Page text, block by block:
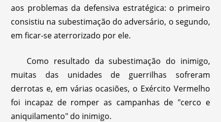
aos problemas da defensiva estratégica: o primeiro
consistiu na subestimação do adversário, o segundo,
em ficar-se aterrorizado por ele.
Como resultado da subestimação do inimigo,
muitas das unidades de guerrilhas sofreram
derrotas e, em várias ocasiões, o Exército Vermelho
foi incapaz de romper as campanhas de "cerco e
aniquilamento" do inimigo.